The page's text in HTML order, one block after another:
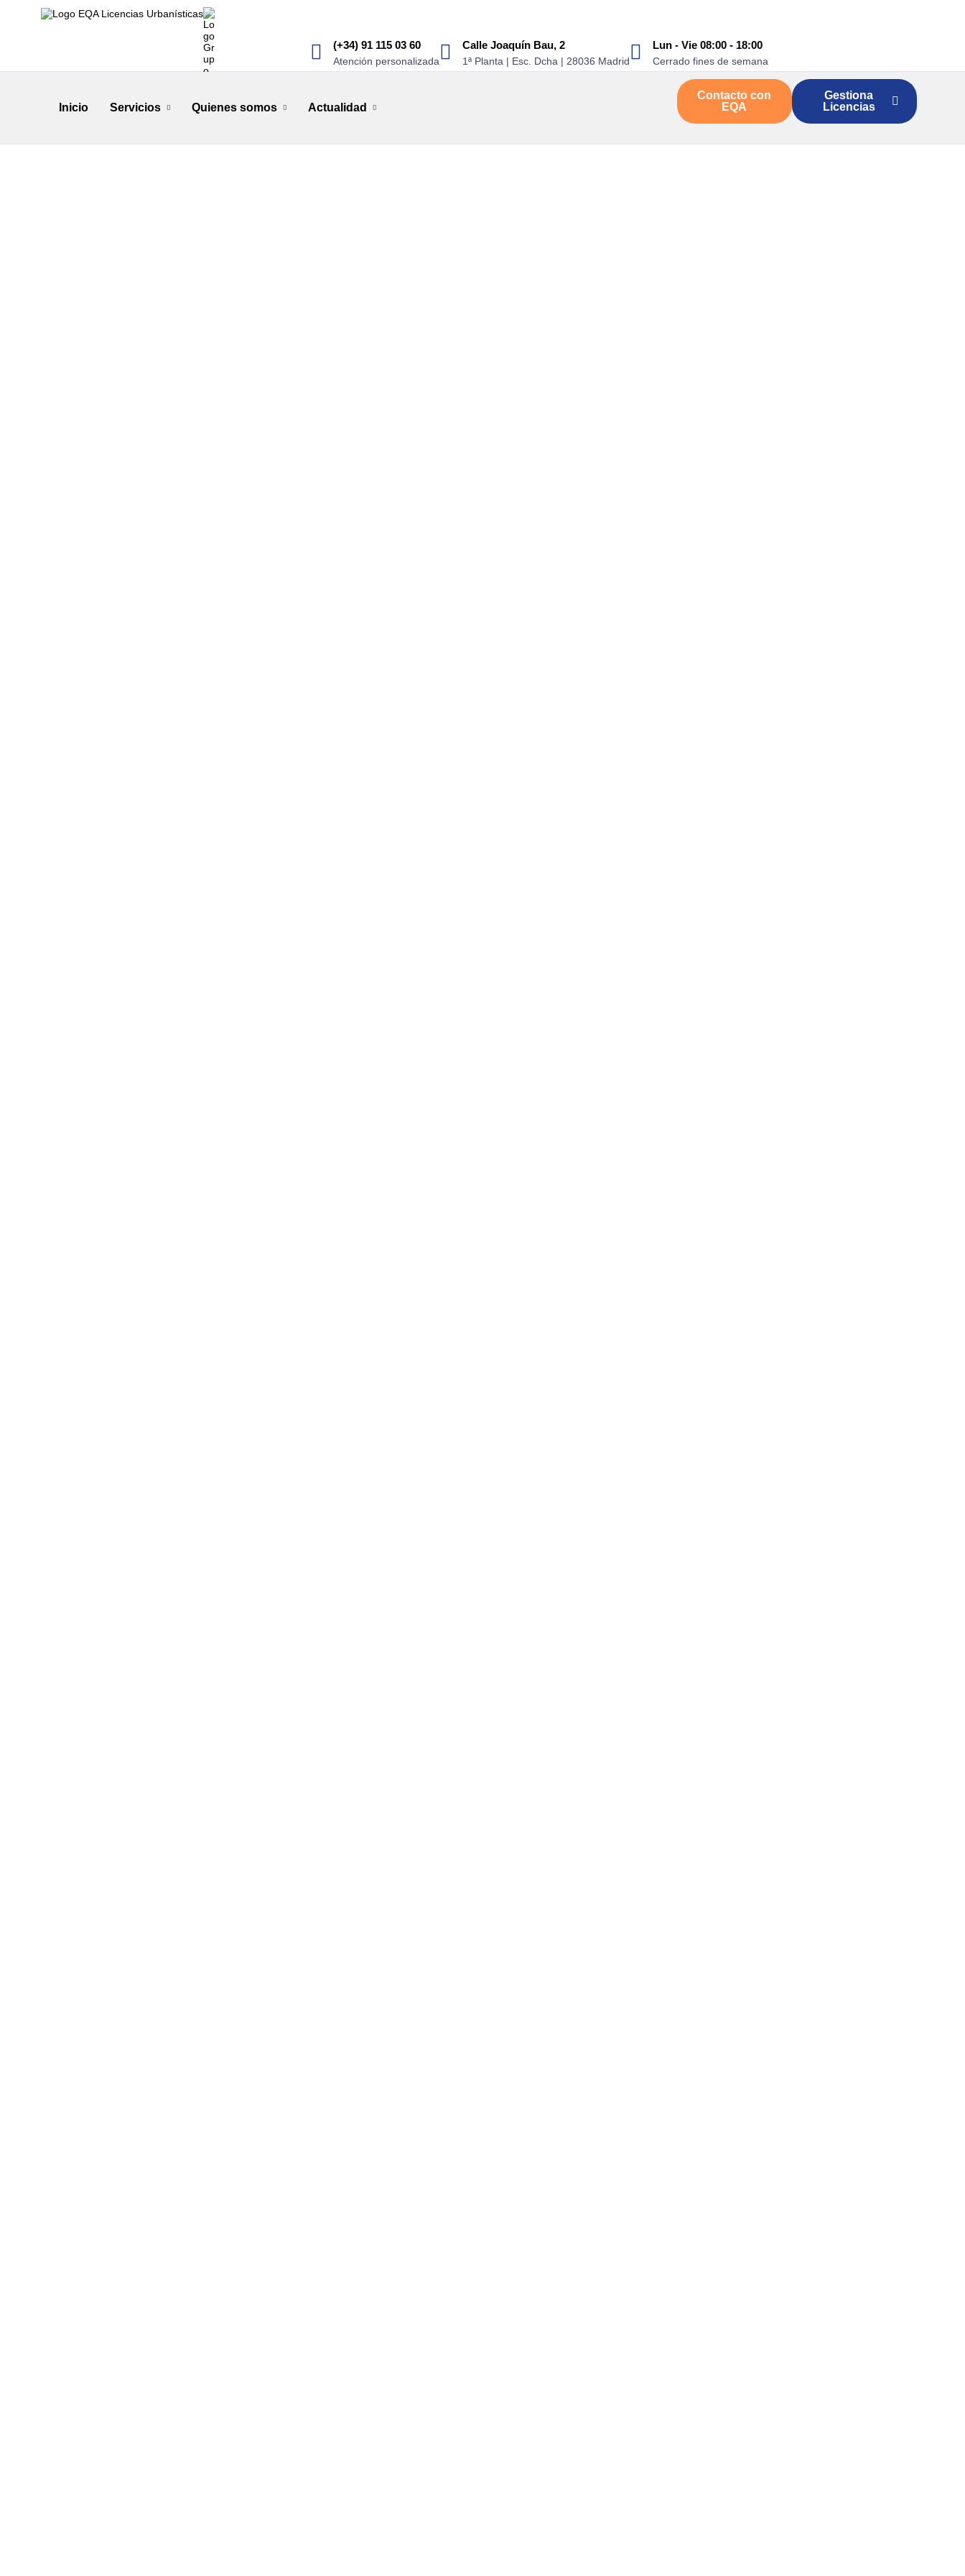
(+34) 91 115 03 60
Atención personalizada
Calle Joaquín Bau, 2
1ª Planta | Esc. Dcha | 28036 Madrid
Lun - Vie 08:00 - 18:00
Cerrado fines de semana
Inicio Servicios Quienes somos Actualidad
Contacto con
EQA
Gestiona
Licencias